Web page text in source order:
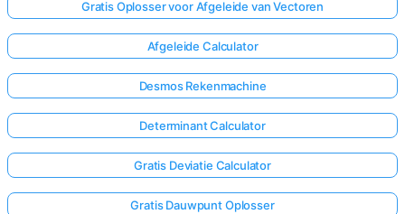
Gratis Oplosser voor Afgeleide van Vectoren
Afgeleide Calculator
Desmos Rekenmachine
Determinant Calculator
Gratis Deviatie Calculator
Gratis Dauwpunt Oplosser